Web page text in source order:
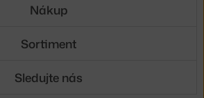
Nákup
Sortiment
Sledujte nás